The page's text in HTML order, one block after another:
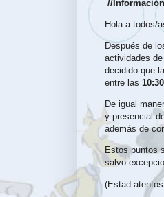
//
Hola a todos/
Después de
actividades
decidido que
entre las 10:30
De igual
y presencial
además de
Estos puntos
salvo
(Estad